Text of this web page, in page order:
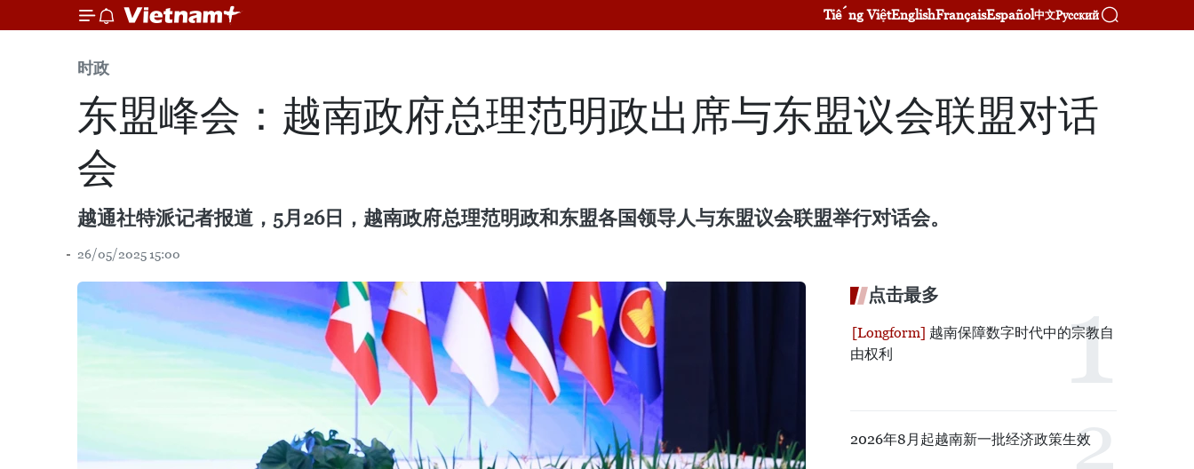
Tiếng ViệtEnglishFrançaisEspañol中文Русский
时政
东盟峰会：越南政府总理范明政出席与东盟议会联盟对话
会
越通社特派记者报道，5月26日，越南政府总理范明政和东盟各国领导人与东盟议会联盟举行对话会。
26/05/2025 15:00
点击最多
越南保障数字时代中的宗教自
由权利
2026年8月起越南新一批经济政策生效